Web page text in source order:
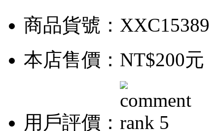
商品貨號：XXC15389
本店售價： NT$200元
用戶評價：